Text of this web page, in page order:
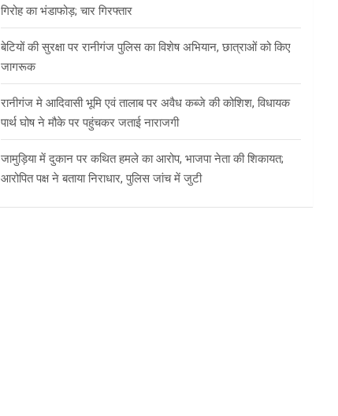
गिरोह का भंडाफोड़; चार गिरफ्तार
बेटियों की सुरक्षा पर रानीगंज पुलिस का विशेष अभियान, छात्राओं को किए
जागरूक
रानीगंज मे आदिवासी भूमि एवं तालाब पर अवैध कब्जे की कोशिश, विधायक
पार्थ घोष ने मौके पर पहुंचकर जताई नाराजगी
जामुड़िया में दुकान पर कथित हमले का आरोप, भाजपा नेता की शिकायत;
आरोपित पक्ष ने बताया निराधार, पुलिस जांच में जुटी